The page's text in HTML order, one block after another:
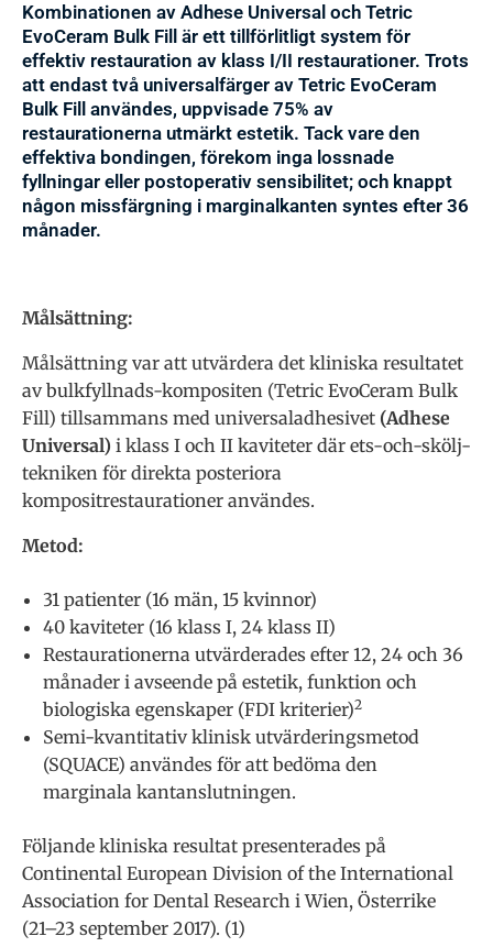
Kombinationen av Adhese Universal och Tetric
EvoCeram Bulk Fill är ett tillförlitligt system för
effektiv restauration av klass I/II restaurationer. Trots
att endast två universalfärger av Tetric EvoCeram
Bulk Fill användes, uppvisade 75% av
restaurationerna utmärkt estetik. Tack vare den
effektiva bondingen, förekom inga lossnade
fyllningar eller postoperativ sensibilitet; och knappt
någon missfärgning i marginalkanten syntes efter 36
månader.
Målsättning:
Målsättning var att utvärdera det kliniska resultatet
av bulkfyllnads-kompositen (Tetric EvoCeram Bulk
Fill) tillsammans med universaladhesivet (Adhese
Universal) i klass I och II kaviteter där ets-och-skölj-
tekniken för direkta posteriora
kompositrestaurationer användes.
Metod:
31 patienter (16 män, 15 kvinnor)
40 kaviteter (16 klass I, 24 klass II)
Restaurationerna utvärderades efter 12, 24 och 36
månader i avseende på estetik, funktion och
biologiska egenskaper (FDI kriterier)2
Semi-kvantitativ klinisk utvärderingsmetod
(SQUACE) användes för att bedöma den
marginala kantanslutningen.
Följande kliniska resultat presenterades på
Continental European Division of the International
Association for Dental Research i Wien, Österrike
(21–23 september 2017). (1)